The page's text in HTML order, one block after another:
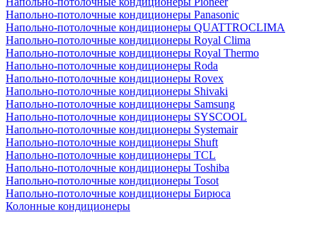
Напольно-потолочные кондиционеры Panasonic
Напольно-потолочные кондиционеры QUATTROCLIMA
Напольно-потолочные кондиционеры Royal Clima
Напольно-потолочные кондиционеры Royal Thermo
Напольно-потолочные кондиционеры Roda
Напольно-потолочные кондиционеры Rovex
Напольно-потолочные кондиционеры Shivaki
Напольно-потолочные кондиционеры Samsung
Напольно-потолочные кондиционеры SYSCOOL
Напольно-потолочные кондиционеры Systemair
Напольно-потолочные кондиционеры Shuft
Напольно-потолочные кондиционеры TCL
Напольно-потолочные кондиционеры Toshiba
Напольно-потолочные кондиционеры Tosot
Напольно-потолочные кондиционеры Бирюса
Колонные кондиционеры